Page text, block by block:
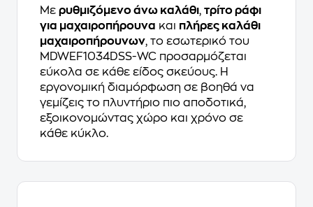
Με ρυθμιζόμενο άνω καλάθι, τρίτο ράφι
για μαχαιροπήρουνα και πλήρες καλάθι
μαχαιροπήρουνων, το εσωτερικό του
MDWEF1034DSS-WC προσαρμόζεται
εύκολα σε κάθε είδος σκεύους. Η
εργονομική διαμόρφωση σε βοηθά να
γεμίζεις το πλυντήριο πιο αποδοτικά,
εξοικονομώντας χώρο και χρόνο σε
κάθε κύκλο.